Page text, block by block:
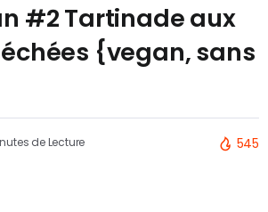
#2 Tartinade aux
{vegan, sans
de Lecture 545